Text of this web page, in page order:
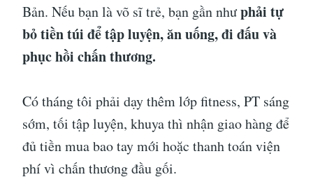
Bản. Nếu bạn là võ sĩ trẻ, bạn gần nhưphải tự
bỏ tiền túi để tập luyện, ăn uống, đi đấu và
phục hồi chấn thương.
Có tháng tôi phải dạy thêm lớp fitness, PT sáng
sớm, tối tập luyện, khuya thì nhận giao hàng để
đủ tiền mua bao tay mới hoặc thanh toán viện
phí vì chấn thương đầu gối.